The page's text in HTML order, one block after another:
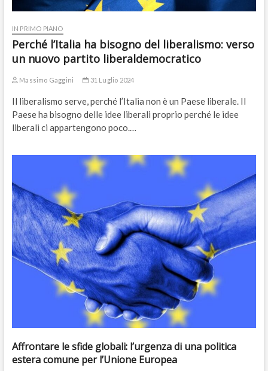
IN PRIMO PIANO
Perché l’Italia ha bisogno del liberalismo: verso
un nuovo partito liberaldemocratico
Massimo Gaggini 31 Luglio 2024
Il liberalismo serve, perché l’Italia non è un Paese liberale. Il
Paese ha bisogno delle idee liberali proprio perché le idee
liberali ci appartengono poco.…
Affrontare le sfide globali: l’urgenza di una politica
estera comune per l’Unione Europea